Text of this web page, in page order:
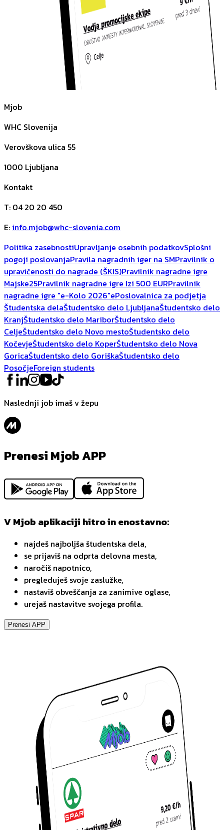
Mjob
WHC Slovenija
Verovškova ulica 55
1000 Ljubljana
Kontakt
T: 04 20 20 450
E: info.mjob@whc-slovenia.com
Politika zasebnostiUpravljanje osebnih podatkovSplošni
pogoji poslovanjaPravila nagradnih iger na SMPravilnik o
upravičenosti do nagrade (ŠKIS)Pravilnik nagradne igre
Majske25Pravilnik nagradne igre Izi 500 EURPravilnik
nagradne igre "e-Kolo 2026"ePoslovalnica za podjetja
Študentska delaŠtudentsko delo LjubljanaŠtudentsko delo
KranjŠtudentsko delo MariborŠtudentsko delo
CeljeŠtudentsko delo Novo mestoŠtudentsko delo
KočevjeŠtudentsko delo KoperŠtudentsko delo Nova
GoricaŠtudentsko delo GoriškaŠtudentsko delo
PosočjeForeign students
Naslednji job imaš v žepu
Prenesi Mjob APP
V Mjob aplikaciji hitro in enostavno:
najdeš najboljša študentska dela,
se prijaviš na odprta delovna mesta,
naročiš napotnico,
pregleduješ svoje zaslužke,
nastaviš obveščanja za zanimive oglase,
urejaš nastavitve svojega profila.
Prenesi APP